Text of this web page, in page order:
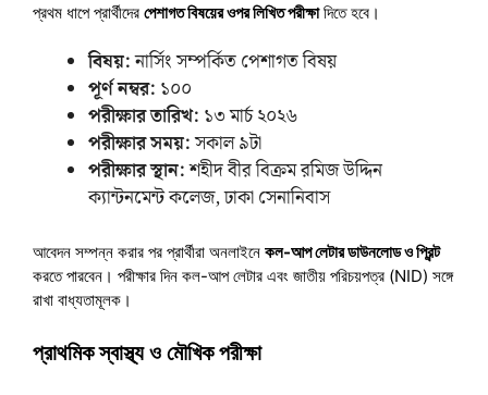
প্রথম ধাপে প্রার্থীদের পেশাগত বিষয়ের ওপর লিখিত পরীক্ষাদিতে হবে।
বিষয়:নার্সিং সম্পর্কিত পেশাগত বিষয়
পূর্ণ নম্বর: ১০০
পরীক্ষার তারিখ: ১৩ মার্চ ২০২৬
পরীক্ষার সময়:সকাল ৯টা
পরীক্ষার স্থান:শহীদ বীর বিক্রম রমিজ উদ্দিন
ক্যান্টনমেন্ট কলেজ, ঢাকা সেনানিবাস
আবেদন সম্পন্ন করার পর প্রার্থীরা অনলাইনে কল-আপ লেটার ডাউনলোড ও প্রিন্ট
করতে পারবেন। পরীক্ষার দিন কল-আপ লেটার এবং জাতীয় পরিচয়পত্র (NID) সঙ্গে
রাখা বাধ্যতামূলক।
প্রাথমিক স্বাস্থ্য ও মৌখিক পরীক্ষা